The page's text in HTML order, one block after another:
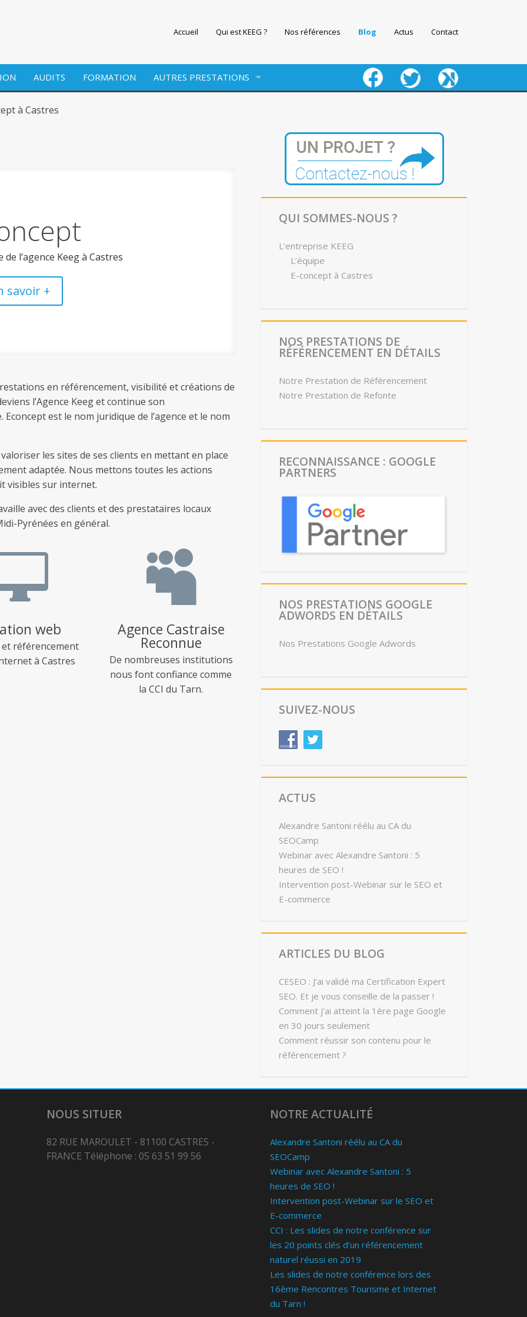
Accueil Qui est KEEG ? Nos références Blog Actus Contact
AUDITS FORMATION AUTRES PRESTATIONS fb twitter keeg
à Castres
l’agence Keeg à Castres
savoir +
en référencement, visibilité et créations de
l’Agence Keeg et continue son
est le nom juridique de l’agence et le nom
les sites de ses clients en mettant en place
adaptée. Nous mettons toutes les actions
visibles sur internet.
avec des clients et des prestataires locaux
Pyrénées en général.
web
référencement
à Castres

Agence Castraise
Reconnue
De nombreuses institutions
nous font confiance comme
la CCI du Tarn.
QUI SOMMES-NOUS ?
L’entreprise KEEG
L’équipe
E-concept à Castres
NOS PRESTATIONS DE
RÉFÉRENCEMENT EN DÉTAILS
Notre Prestation de Référencement
Notre Prestation de Refonte
RECONNAISSANCE : GOOGLE
PARTNERS
NOS PRESTATIONS GOOGLE
ADWORDS EN DÉTAILS
Nos Prestations Google Adwords
SUIVEZ-NOUS
ACTUS
Alexandre Santoni réélu au CA du
SEOCamp
Webinar avec Alexandre Santoni : 5
heures de SEO !
Intervention post-Webinar sur le SEO et
E-commerce
ARTICLES DU BLOG
CESEO : J’ai validé ma Certification Expert
SEO. Et je vous conseille de la passer !
Comment j’ai atteint la 1ère page Google
en 30 jours seulement
Comment réussir son contenu pour le
référencement ?
NOUS SITUER
82 RUE MAROULET - 81100 CASTRES -
FRANCE Téléphone : 05 63 51 99 56
NOTRE ACTUALITÉ
Alexandre Santoni réélu au CA du
SEOCamp
Webinar avec Alexandre Santoni : 5
heures de SEO !
Intervention post-Webinar sur le SEO et
E-commerce
CCI : Les slides de notre conférence sur
les 20 points clés d’un référencement
naturel réussi en 2019
Les slides de notre conférence lors des
16ème Rencontres Tourisme et Internet
du Tarn !